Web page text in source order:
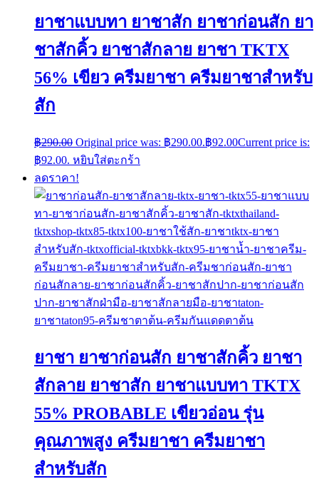
ยาชาแบบทา ยาชาสัก ยาชาก่อนสัก ยา
ชาสักคิ้ว ยาชาสักลาย ยาชา TKTX
56% เขียว ครีมยาชา ครีมยาชาสำหรับ
สัก
฿290.00 Original price was: ฿290.00.฿92.00Current price is:
฿92.00. หยิบใส่ตะกร้า
ลดราคา!
ยาชา ยาชาก่อนสัก ยาชาสักคิ้ว ยาชา
สักลาย ยาชาสัก ยาชาแบบทา TKTX
55% PROBABLE เขียวอ่อน รุ่น
คุณภาพสูง ครีมยาชา ครีมยาชา
สำหรับสัก